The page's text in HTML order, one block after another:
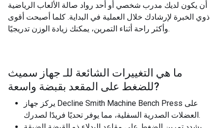
أن يكون لديك مدرب شخصي أو أحد رواد صالة الألعاب الرياضية
ذوي الخبرة لإرشادك خلال العملية في البداية. كلما أصبحت أقوى
وأكثر راحة أثناء التمرين، يمكنك زيادة الوزن تدريجيًا.
ما هي التغييرات الشائعة للـ جهاز سميث
للضغط على المقعد بقبضة واسعة?
يركز جهاز Decline Smith Machine Bench Press على
العضلات الصدرية السفلية، مما يوفر تحديًا فريدًا لصدرك.